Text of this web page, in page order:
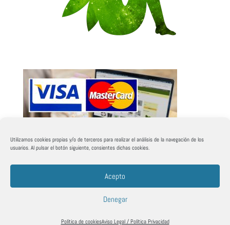
Utilizamos cookies propias y/o de terceros para realizar el análisis de la navegación de los
usuarios. Al pulsar el botón siguiente, consientes dichas cookies.
Acepto
Denegar
Política de cookiesAviso Legal / Política Privacidad
Diseñado por iP Informática ©2019